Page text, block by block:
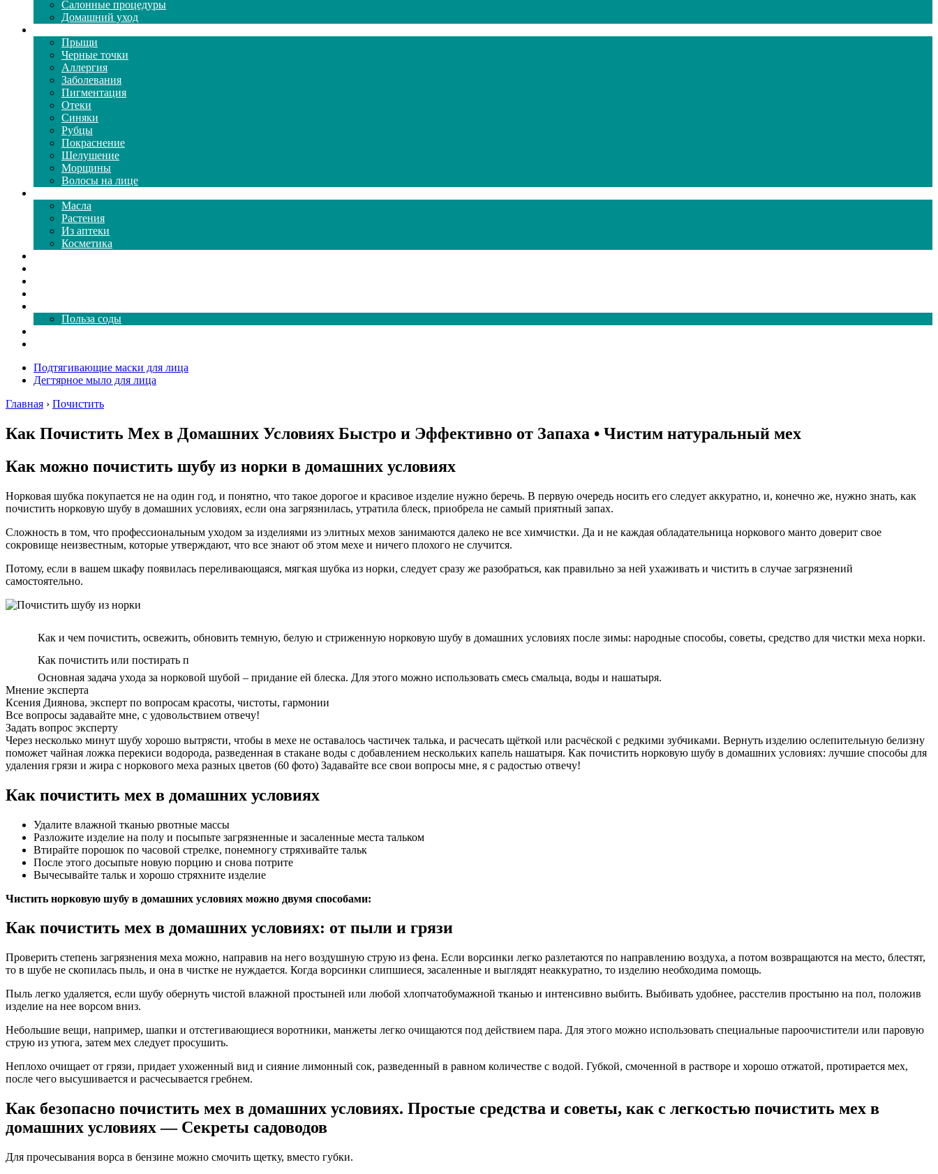
Салонные процедуры
Домашний уход
Прыщи
Черные точки
Аллергия
Заболевания
Пигментация
Отеки
Синяки
Рубцы
Покраснение
Шелушение
Морщины
Волосы на лице
Масла
Растения
Из аптеки
Косметика
Польза соды
Подтягивающие маски для лица
Дегтярное мыло для лица
Главная › Почистить
Как Почистить Мех в Домашних Условиях Быстро и Эффективно от Запаха • Чистим натуральный мех
Как можно почистить шубу из норки в домашних условиях
Норковая шубка покупается не на один год, и понятно, что такое дорогое и красивое изделие нужно беречь. В первую очередь носить его следует аккуратно, и, конечно же, нужно знать, как
почистить норковую шубу в домашних условиях, если она загрязнилась, утратила блеск, приобрела не самый приятный запах.
Сложность в том, что профессиональным уходом за изделиями из элитных мехов занимаются далеко не все химчистки. Да и не каждая обладательница норкового манто доверит свое
сокровище неизвестным, которые утверждают, что все знают об этом мехе и ничего плохого не случится.
Потому, если в вашем шкафу появилась переливающаяся, мягкая шубка из норки, следует сразу же разобраться, как правильно за ней ухаживать и чистить в случае загрязнений
самостоятельно.
Как и чем почистить, освежить, обновить темную, белую и стриженную норковую шубу в домашних условиях после зимы: народные способы, советы, средство для чистки меха норки.
Как почистить или постирать п
Основная задача ухода за норковой шубой – придание ей блеска. Для этого можно использовать смесь смальца, воды и нашатыря.
Мнение эксперта
Ксения Диянова, эксперт по вопросам красоты, чистоты, гармонии
Все вопросы задавайте мне, с удовольствием отвечу!
Задать вопрос эксперту
Через несколько минут шубу хорошо вытрясти, чтобы в мехе не оставалось частичек талька, и расчесать щёткой или расчёской с редкими зубчиками. Вернуть изделию ослепительную белизну
поможет чайная ложка перекиси водорода, разведенная в стакане воды с добавлением нескольких капель нашатыря. Как почистить норковую шубу в домашних условиях: лучшие способы для
удаления грязи и жира с норкового меха разных цветов (60 фото) Задавайте все свои вопросы мне, я с радостью отвечу!
Как почистить мех в домашних условиях
Удалите влажной тканью рвотные массы
Разложите изделие на полу и посыпьте загрязненные и засаленные места тальком
Втирайте порошок по часовой стрелке, понемногу стряхивайте тальк
После этого досыпьте новую порцию и снова потрите
Вычесывайте тальк и хорошо стряхните изделие
Чистить норковую шубу в домашних условиях можно двумя способами:
Как почистить мех в домашних условиях: от пыли и грязи
Проверить степень загрязнения меха можно, направив на него воздушную струю из фена. Если ворсинки легко разлетаются по направлению воздуха, а потом возвращаются на место, блестят,
то в шубе не скопилась пыль, и она в чистке не нуждается. Когда ворсинки слипшиеся, засаленные и выглядят неаккуратно, то изделию необходима помощь.
Пыль легко удаляется, если шубу обернуть чистой влажной простыней или любой хлопчатобумажной тканью и интенсивно выбить. Выбивать удобнее, расстелив простыню на пол, положив
изделие на нее ворсом вниз.
Небольшие вещи, например, шапки и отстегивающиеся воротники, манжеты легко очищаются под действием пара. Для этого можно использовать специальные пароочистители или паровую
струю из утюга, затем мех следует просушить.
Неплохо очищает от грязи, придает ухоженный вид и сияние лимонный сок, разведенный в равном количестве с водой. Губкой, смоченной в растворе и хорошо отжатой, протирается мех,
после чего высушивается и расчесывается гребнем.
Как безопасно почистить мех в домашних условиях. Простые средства и советы, как с легкостью почистить мех в
домашних условиях — Секреты садоводов
Для прочесывания ворса в бензине можно смочить щетку, вместо губки.